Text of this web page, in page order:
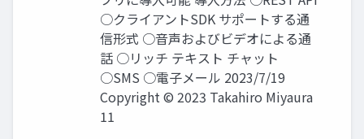
○クライアントSDK サポートする通
信形式 ○音声およびビデオによる通
話 ○リッチ テキスト チャット
○SMS ○電子メール 2023/7/19
Copyright © 2023 Takahiro Miyaura
11